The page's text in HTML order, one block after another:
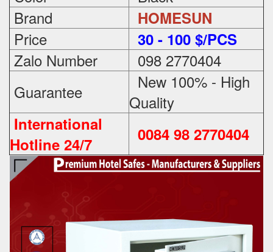
Brand
HOMESUN
Price 30 - 100 $/PCS
Zalo Number
098 2770404
Guarantee
New 100% - High
Quality
International
Hotline 24/7
0084 98 2770404